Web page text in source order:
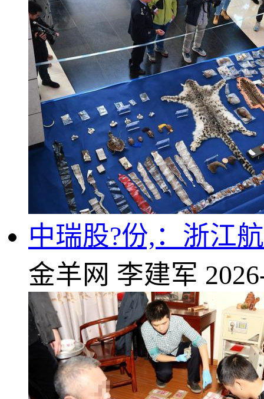
中瑞股?份,：浙江
金羊网 李建军